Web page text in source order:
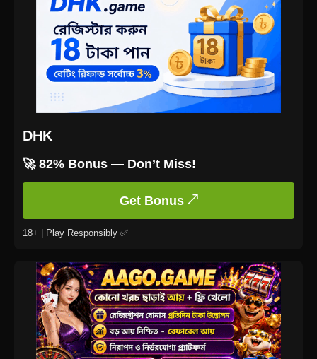
DHK
🚀 82% Bonus — Don’t Miss!
Get Bonus ↗
18+ | Play Responsibly ✅